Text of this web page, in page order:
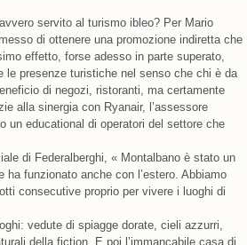
servito al turismo ibleo? Per Mario
di ottenere una promozione indiretta che
effetto, forse adesso in parte superato,
le presenze turistiche nel senso che chi è da
di negozi, ristoranti, ma certamente
alla sinergia con Ryanair, l’assessore
un educational di operatori del settore che
di Federalberghi, « Montalbano è stato un
funzionato anche con l’estero. Abbiamo
consecutive proprio per vivere i luoghi di
vedute di spiagge dorate, cieli azzurri,
della fiction. E poi l’immancabile casa di